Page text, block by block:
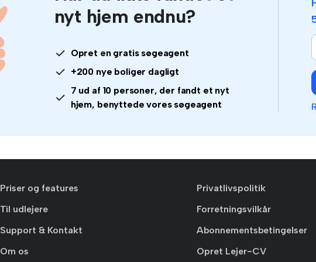
nyt hjem endnu?
Opret en gratis søgeagent
+200 nye boliger dagligt
7 ud af 10 personer, der fandt et nyt
hjem, benyttede vores søgeagent
så
Priser og features
Til udlejere
Support & Kontakt
Om os
Privatlivspolitik
Forretningsvilkår
Abonnementsbetingelser
Opret Lejer-CV